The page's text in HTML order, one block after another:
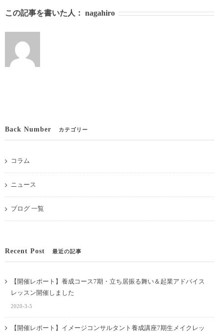
この記事を書いた人： nagahiro
Back Number カテゴリー
コラム
ニュース
ブログ 一覧
Recent Post 最近の記事
【開催レポート】養成コース7期・立ち居振る舞い＆起業アドバイス
レッスン開催しました
2020-3-5
【開催レポート】イメージコンサルタント養成講座7期生メイクレッ